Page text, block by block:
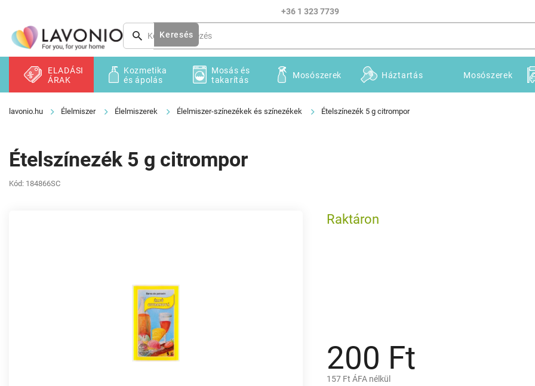
tartalomhoz
+36 1 323 7739
Keresés
ELADÁSI
ÁRAK
Kozmetika
és ápolás
Mosás és
takarítás
Mosószerek Háztartás Mosószerek
Élelmiszer Élelmiszerek Élelmiszer-színezékek és színezékek Ételszínezék 5 g citrompor
Ételszínezék 5 g citrompor
Kód: 184866SC
200 Ft
157 Ft ÁFA nélkül
Raktáron